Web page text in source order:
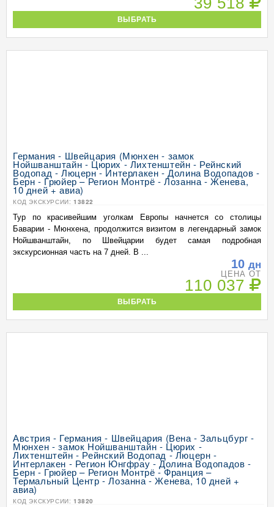
ВЫБРАТЬ
Германия - Швейцария (Мюнхен - замок
Нойшванштайн - Цюрих - Лихтенштейн - Рейнский
Водопад - Люцерн - Интерлакен - Долина Водопадов -
Берн - Грюйер – Регион Монтрё - Лозанна - Женева,
10 дней + авиа)
КОД ЭКСКУРСИИ: 13822
Тур по красивейшим уголкам Европы начнется со столицы
Баварии - Мюнхена, продолжится визитом в легендарный замок
Нойшванштайн, по Швейцарии будет самая подробная
экскурсионная часть на 7 дней. В ...
10 дн
ЦЕНА ОТ
110 037
ВЫБРАТЬ
Австрия - Германия - Швейцария (Вена - Зальцбург -
Мюнхен - замок Нойшванштайн - Цюрих -
Лихтенштейн - Рейнский Водопад - Люцерн -
Интерлакен - Регион Юнгфрау - Долина Водопадов -
Берн - Грюйер – Регион Монтрё - Франция –
Термальный Центр - Лозанна - Женева, 10 дней +
авиа)
КОД ЭКСКУРСИИ: 13820